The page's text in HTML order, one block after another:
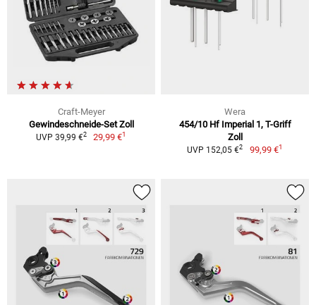
Craft-Meyer
Gewindeschneide-Set Zoll
UVP 39,99 €2 29,99 €1
Wera
454/10 Hf Imperial 1, T-Griff
Zoll
UVP 152,05 €2 99,99 €1